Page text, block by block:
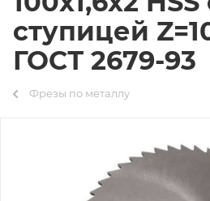
ступицей
ГОСТ 2679-93
Фрезы по металлу